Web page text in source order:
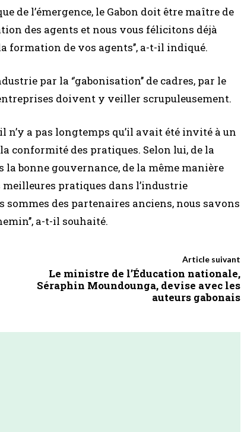
de l’émergence, le Gabon doit être maître de
des agents et nous vous félicitons déjà
formation de vos agents’’, a-t-il indiqué.
par la ‘’gabonisation’’ de cadres, par le
doivent y veiller scrupuleusement.
n’y a pas longtemps qu’il avait été invité à un
conformité des pratiques. Selon lui, de la
la bonne gouvernance, de la même manière
pratiques dans l’industrie
sommes des partenaires anciens, nous savons
a-t-il souhaité.
Article suivant
Le ministre de l’Éducation nationale,
Séraphin Moundounga, devise avec les
auteurs gabonais